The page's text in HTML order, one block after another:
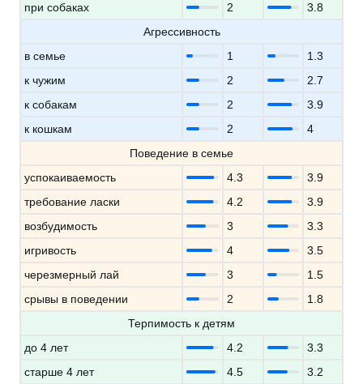
при собаках 2
3.8
Агрессивность
в семье
1
1.3
к чужим
2
2.7
к собакам
2
3.9
к кошкам
2
4
Поведение в семье
успокаиваемость
4.3
3.9
требование ласки
4.2
3.9
возбудимость
3
3.3
игривость
4
3.5
черезмерный лай
3
1.5
срывы в поведении
2
1.8
Терпимость к детям
до 4 лет
4.2
3.3
старше 4 лет
4.5
3.2